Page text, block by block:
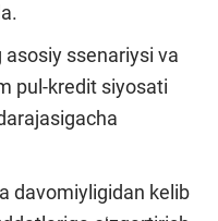
ssenariysi va
pul-kredit siyosati
davomiyligidan kelib